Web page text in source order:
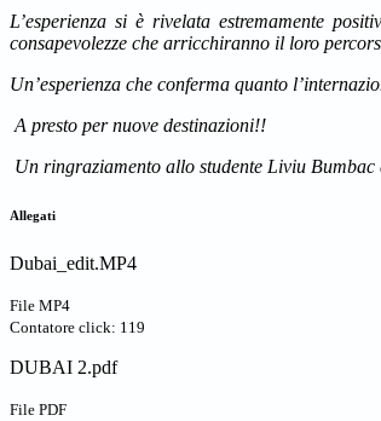
L’esperienza si è rivelata estremamente
consapevolezze che arricchiranno il loro
Un’esperienza che conferma quanto
A presto per nuove destinazioni!!
Un ringraziamento allo studente Liviu
Allegati
Dubai_edit.MP4
File MP4
Contatore click: 119
DUBAI 2.pdf
File PDF